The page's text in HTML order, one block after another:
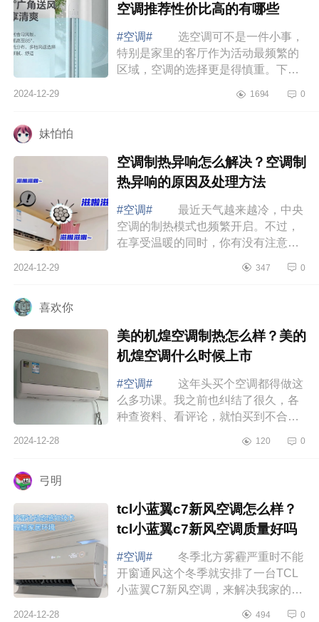
空调推荐性价比高的有哪些
#空调#
选空调可不是一件小事，
特别是家里的客厅作为活动最频繁的
区域，空调的选择更是得慎重。下面
是柜机？客厅空调推荐性价比高的有
2024-12-29 1694 0
妹怕怕
空调制热异响怎么解决？空调制
热异响的原因及处理方法
#空调#
最近天气越来越冷，中央
空调的制热模式也频繁开启。不过，
在享受温暖的同时，你有没有注意到
家揭秘空调制热异响背后的真相
2024-12-29 347 0
喜欢你
美的机煌空调制热怎么样？美的
机煌空调什么时候上市
#空调#
这年头买个空调都得做这
么多功课。我之前也纠结了很久，各
种查资料、看评论，就怕买到不合适
键点，选空调也没那么难啦，下面小
2024-12-28 120 0
弓明
tcl小蓝翼c7新风空调怎么样？
tcl小蓝翼c7新风空调质量好吗
#空调#
冬季北方雾霾严重时不能
开窗通风这个冬季就安排了一台TCL
小蓝翼C7新风空调，来解决我家的客
2024-12-28 494 0